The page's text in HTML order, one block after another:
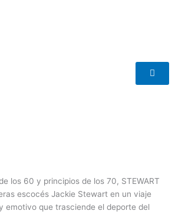
los 60 y principios de los 70, STEWART
escocés Jackie Stewart en un viaje
emotivo que trasciende el deporte del